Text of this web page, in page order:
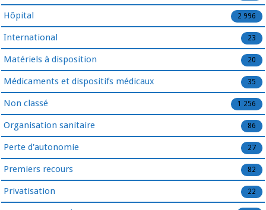
Hôpital 2 996
International 23
Matériels à disposition 20
Médicaments et dispositifs médicaux 35
Non classé 1 256
Organisation sanitaire 86
Perte d'autonomie 27
Premiers recours 82
Privatisation 22